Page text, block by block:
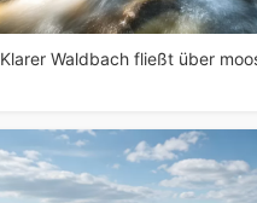
Klarer Waldbach fließt über